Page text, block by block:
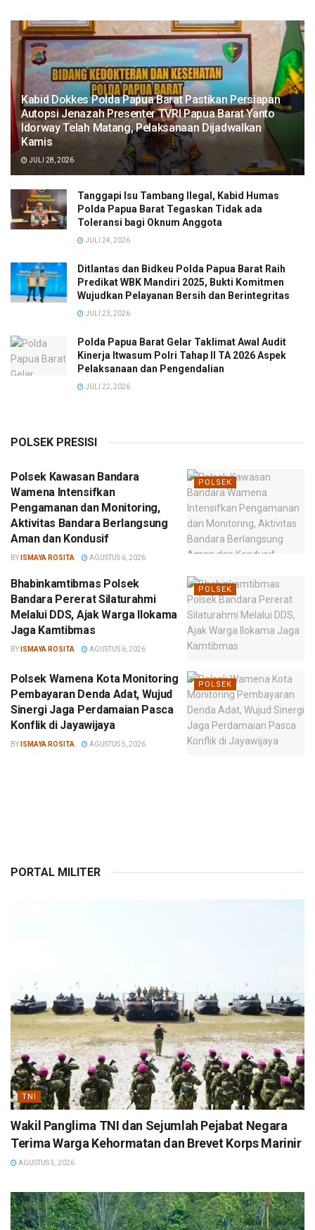
Kabid Dokkes Polda Papua Barat Pastikan Persiapan
Autopsi Jenazah Presenter TVRI Papua Barat Yanto
Idorway Telah Matang, Pelaksanaan Dijadwalkan
Kamis
JULI 28, 2026
Tanggapi Isu Tambang Ilegal, Kabid Humas
Polda Papua Barat Tegaskan Tidak ada
Toleransi bagi Oknum Anggota
JULI 24, 2026
Ditlantas dan Bidkeu Polda Papua Barat Raih
Predikat WBK Mandiri 2025, Bukti Komitmen
Wujudkan Pelayanan Bersih dan Berintegritas
JULI 23, 2026
Polda Papua Barat Gelar Taklimat Awal Audit
Kinerja Itwasum Polri Tahap II TA 2026 Aspek
Pelaksanaan dan Pengendalian
JULI 22, 2026
POLSEK PRESISI
POLSEK
Polsek Kawasan Bandara
Wamena Intensifkan
Pengamanan dan Monitoring,
Aktivitas Bandara Berlangsung
Aman dan Kondusif
BY ISMAYA ROSITA AGUSTUS 6, 2026
POLSEK
Bhabinkamtibmas Polsek
Bandara Pererat Silaturahmi
Melalui DDS, Ajak Warga Ilokama
Jaga Kamtibmas
BY ISMAYA ROSITA AGUSTUS 6, 2026
POLSEK
Polsek Wamena Kota Monitoring
Pembayaran Denda Adat, Wujud
Sinergi Jaga Perdamaian Pasca
Konflik di Jayawijaya
BY ISMAYA ROSITA AGUSTUS 5, 2026
PORTAL MILITER
TNI
Wakil Panglima TNI dan Sejumlah Pejabat Negara
Terima Warga Kehormatan dan Brevet Korps Marinir
AGUSTUS 5, 2026